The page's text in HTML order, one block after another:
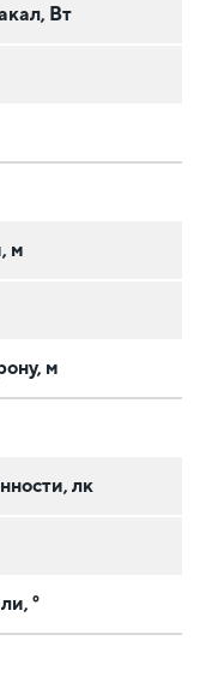
Вт
м
м
лк
°